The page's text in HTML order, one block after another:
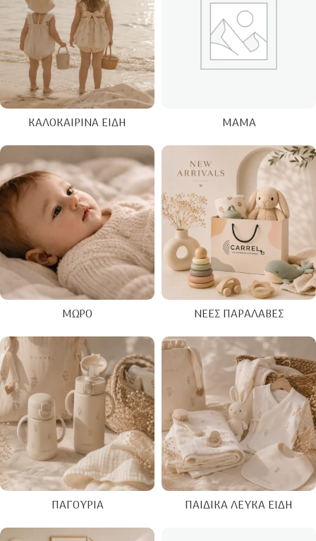
ΚΑΛΟΚΑΙΡΙΝΑ ΕΊΔΗ ΜΑΜΆ
ΜΩΡΌ ΝΈΕΣ ΠΑΡΑΛΑΒΈΣ
ΠΑΓΟΎΡΙΑ ΠΑΙΔΙΚΆ ΛΕΥΚΆ ΕΊΔΗ